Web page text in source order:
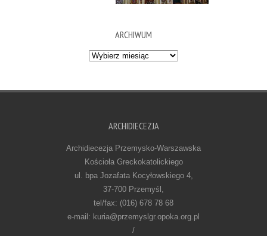
ARCHIWUM
Archiwum
ARCHIDIECEZJA
Archidiecezja Przemysko-Warszawska
Kościoła Greckokatolickiego
ul. bpa Jozafata Kocyłowskiego 4,
37-700 Przemyśl,
tel/fax: (016) 678 78 68
e-mail: kuria@przemyslgr.opoka.org.pl
/